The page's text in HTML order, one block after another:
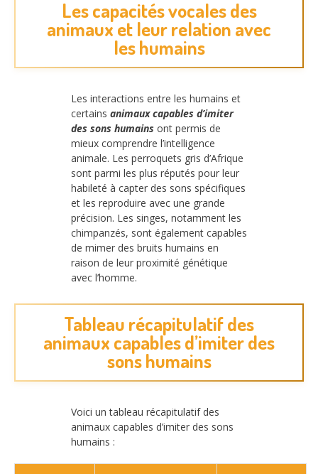
Les capacités vocales des
animaux et leur relation avec
les humains
Les interactions entre les humains et
certains animaux capables d’imiter
des sons humains ont permis de
mieux comprendre l’intelligence
animale. Les perroquets gris d’Afrique
sont parmi les plus réputés pour leur
habileté à capter des sons spécifiques
et les reproduire avec une grande
précision. Les singes, notamment les
chimpanzés, sont également capables
de mimer des bruits humains en
raison de leur proximité génétique
avec l’homme.
Tableau récapitulatif des
animaux capables d’imiter des
sons humains
Voici un tableau récapitulatif des
animaux capables d’imiter des sons
humains :